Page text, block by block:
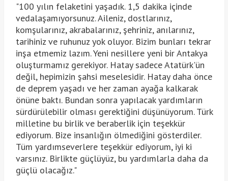
"100 yılın felaketini yaşadık. 1,5 dakika içinde
vedalaşamıyorsunuz. Aileniz, dostlarınız,
komşularınız, akrabalarınız, şehriniz, anılarınız,
tarihiniz ve ruhunuz yok oluyor. Bizim bunları tekrar
inşa etmemiz lazım. Yeni nesillere yeni bir Antakya
oluşturmamız gerekiyor. Hatay sadece Atatürk'ün
değil, hepimizin şahsi meselesidir. Hatay daha önce
de deprem yaşadı ve her zaman ayağa kalkarak
önüne baktı. Bundan sonra yapılacak yardımların
sürdürülebilir olması gerektiğini düşünüyorum. Türk
milletine bu birlik ve beraberlik için teşekkür
ediyorum. Bize insanlığın ölmediğini gösterdiler.
Tüm yardımseverlere teşekkür ediyorum, iyi ki
varsınız. Birlikte güçlüyüz, bu yardımlarla daha da
güçlü olacağız."